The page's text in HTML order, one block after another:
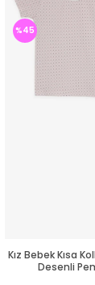
Kız Bebek Kısa
Desenli
%45